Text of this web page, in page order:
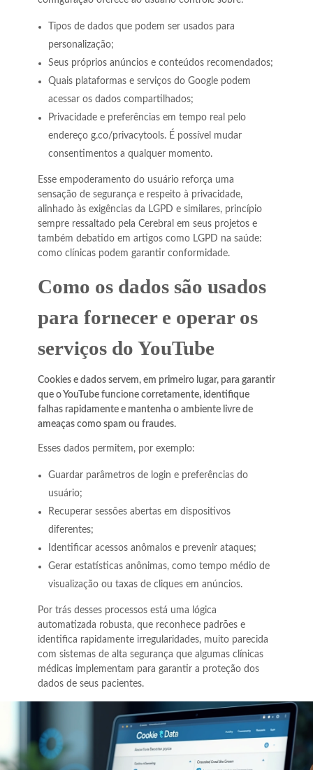
Tipos de dados que podem ser usados para
personalização;
Seus próprios anúncios e conteúdos recomendados;
Quais plataformas e serviços do Google podem
acessar os dados compartilhados;
Privacidade e preferências em tempo real pelo
endereço g.co/privacytools. É possível mudar
consentimentos a qualquer momento.
Esse empoderamento do usuário reforça uma
sensação de segurança e respeito à privacidade,
alinhado às exigências da LGPD e similares, princípio
sempre ressaltado pela Cerebral em seus projetos e
também debatido em artigos como LGPD na saúde:
como clínicas podem garantir conformidade.
Como os dados são usados
para fornecer e operar os
serviços do YouTube
Cookies e dados servem, em primeiro lugar, para garantir
que o YouTube funcione corretamente, identifique
falhas rapidamente e mantenha o ambiente livre de
ameaças como spam ou fraudes.
Esses dados permitem, por exemplo:
Guardar parâmetros de login e preferências do
usuário;
Recuperar sessões abertas em dispositivos
diferentes;
Identificar acessos anômalos e prevenir ataques;
Gerar estatísticas anônimas, como tempo médio de
visualização ou taxas de cliques em anúncios.
Por trás desses processos está uma lógica
automatizada robusta, que reconhece padrões e
identifica rapidamente irregularidades, muito parecida
com sistemas de alta segurança que algumas clínicas
médicas implementam para garantir a proteção dos
dados de seus pacientes.